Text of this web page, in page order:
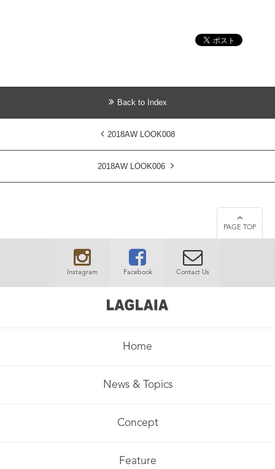
Back to Index
2018AW LOOK008
2018AW LOOK006
PAGE TOP
Instagram Facebook Contact Us
Home
News & Topics
Concept
Feature